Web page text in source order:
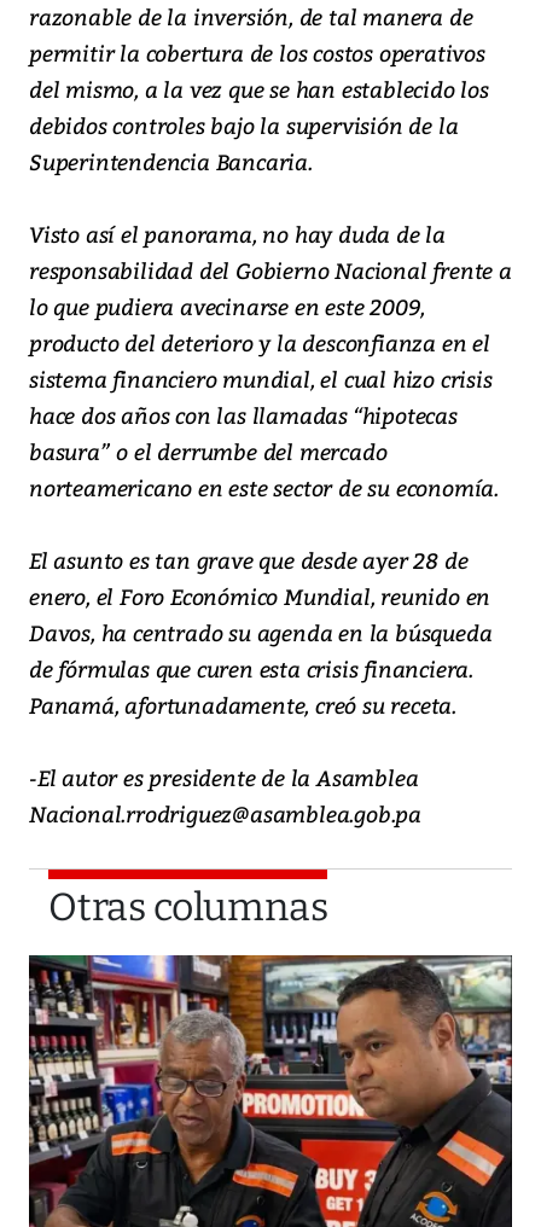
razonable de la inversión, de tal manera de
permitir la cobertura de los costos operativos
del mismo, a la vez que se han establecido los
debidos controles bajo la supervisión de la
Superintendencia Bancaria.
Visto así el panorama, no hay duda de la
responsabilidad del Gobierno Nacional frente a
lo que pudiera avecinarse en este 2009,
producto del deterioro y la desconfianza en el
sistema financiero mundial, el cual hizo crisis
hace dos años con las llamadas “hipotecas
basura” o el derrumbe del mercado
norteamericano en este sector de su economía.
El asunto es tan grave que desde ayer 28 de
enero, el Foro Económico Mundial, reunido en
Davos, ha centrado su agenda en la búsqueda
de fórmulas que curen esta crisis financiera.
Panamá, afortunadamente, creó su receta.
-El autor es presidente de la Asamblea
Nacional.rrodriguez@asamblea.gob.pa
Otras columnas